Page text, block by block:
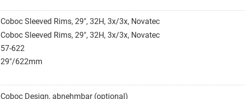
Coboc Sleeved Rims, 29", 32H, 3x/3x, Novatec
Coboc Sleeved Rims, 29", 32H, 3x/3x, Novatec
57-622
29"/622mm
Coboc Design, abnehmbar (optional)